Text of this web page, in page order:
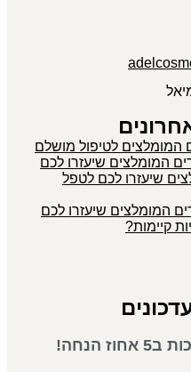
המומלצים לטיפול מושלם
המומלצים שיעזרו לכם
שיעזרו לכם לטפל
המומלצים שיעזרו לכם
קיימות?
הנחה!